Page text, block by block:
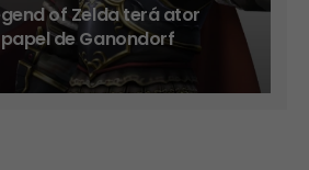
of Zelda terá ator
de Ganondorf